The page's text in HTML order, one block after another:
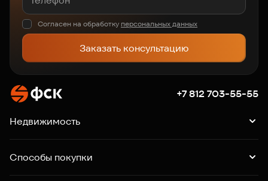
Согласен на обработку персональных данных
Заказать консультацию
+7 812 703-55-55
Недвижимость
Квартиры
Машино-места
Коммерция
Способы покупки
Ипотека